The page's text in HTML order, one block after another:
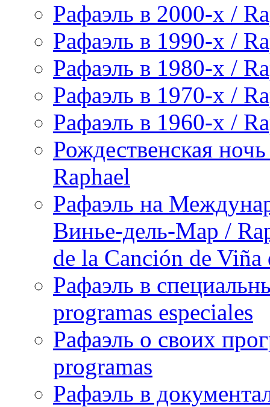
Рафаэль в 2000-х /
Рафаэль в 1990-х /
Рафаэль в 1980-х /
Рафаэль в 1970-х /
Рафаэль в 1960-х /
Рождественская
Raphael
Рафаэль на
Винье-дель-Мар /
de la Canción de
Рафаэль в
programas especiales
Рафаэль о своих
programas
Рафаэль в